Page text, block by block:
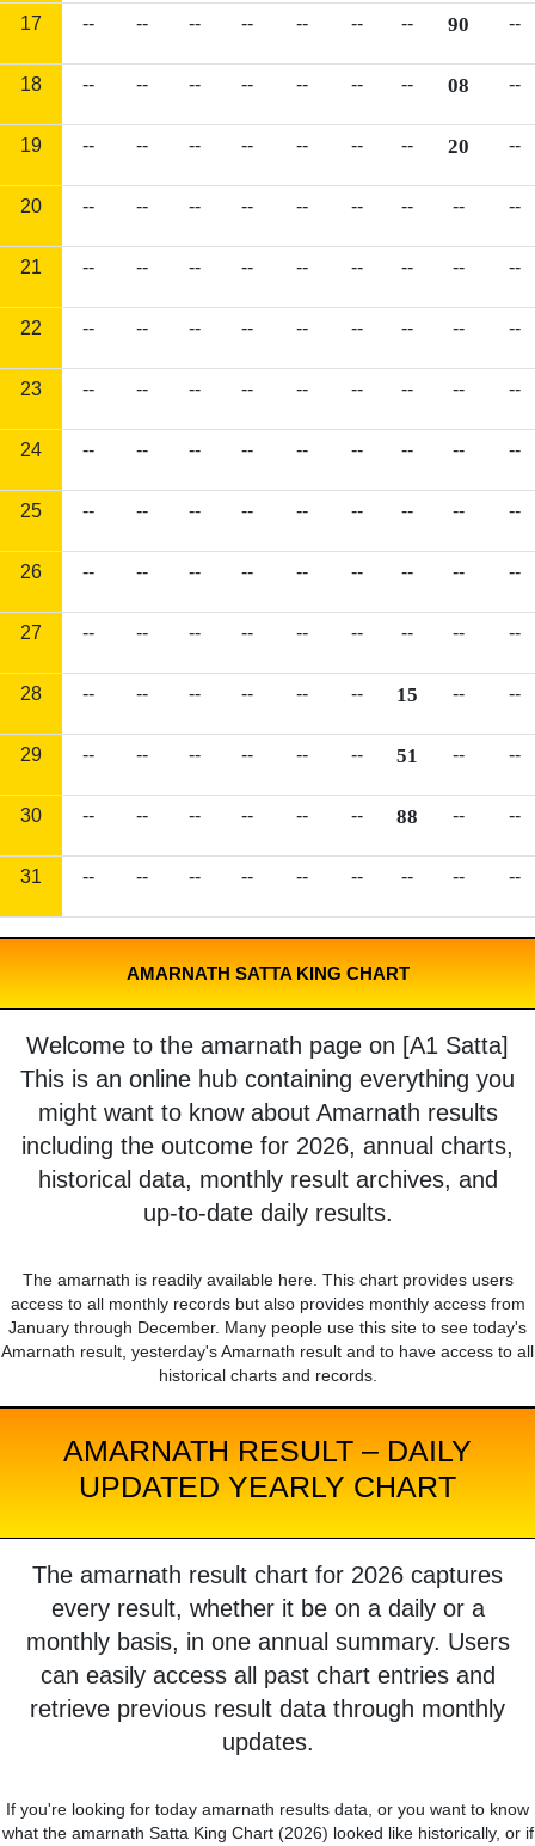
17 -- -- -- -- -- -- -- 90 --
18 -- -- -- -- -- -- -- 08 --
19 -- -- -- -- -- -- -- 20 --
20 -- -- -- -- -- -- -- -- --
21 -- -- -- -- -- -- -- -- --
22 -- -- -- -- -- -- -- -- --
23 -- -- -- -- -- -- -- -- --
24 -- -- -- -- -- -- -- -- --
25 -- -- -- -- -- -- -- -- --
26 -- -- -- -- -- -- -- -- --
27 -- -- -- -- -- -- -- -- --
28 -- -- -- -- -- -- 15 -- --
29 -- -- -- -- -- -- 51 -- --
30 -- -- -- -- -- -- 88 -- --
31 -- -- -- -- -- -- -- -- --
AMARNATH SATTA KING CHART
Welcome to the amarnath page on [A1 Satta]
This is an online hub containing everything you
might want to know about Amarnath results
including the outcome for 2026, annual charts,
historical data, monthly result archives, and
up-to-date daily results.
The amarnath is readily available here. This chart provides users
access to all monthly records but also provides monthly access from
January through December. Many people use this site to see today's
Amarnath result, yesterday's Amarnath result and to have access to all
historical charts and records.
AMARNATH RESULT – DAILY
UPDATED YEARLY CHART
The amarnath result chart for 2026 captures
every result, whether it be on a daily or a
monthly basis, in one annual summary. Users
can easily access all past chart entries and
retrieve previous result data through monthly
updates.
If you're looking for today amarnath results data, or you want to know
what the amarnath Satta King Chart (2026) looked like historically, or if